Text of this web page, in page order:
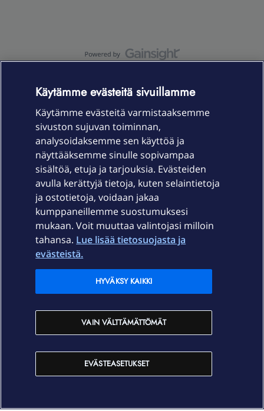
Laitteet & liittymät
Palvelut
Ajankohtaista
Elisa Oyj
In English
Käytämme evästeitä sivuillamme
Käytämme evästeitä varmistaaksemme
sivuston sujuvan toiminnan,
analysoidaksemme sen käyttöä ja
näyttääksemme sinulle sopivampaa
sisältöä, etuja ja tarjouksia. Evästeiden
avulla kerättyjä tietoja, kuten selaintietoja
ja ostotietoja, voidaan jakaa
kumppaneillemme suostumuksesi
mukaan. Voit muuttaa valintojasi milloin
tahansa. Lue lisää tietosuojasta ja
evästeistä.
EVÄSTEASETUKSET
VAIN VÄLTTÄMÄTTÖMÄT
HYVÄKSY KAIKKI